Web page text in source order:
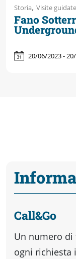
Storia, Visite guidate
Fano
20/06/2023 -
Call&Go
Un numero di
ogni richiesta